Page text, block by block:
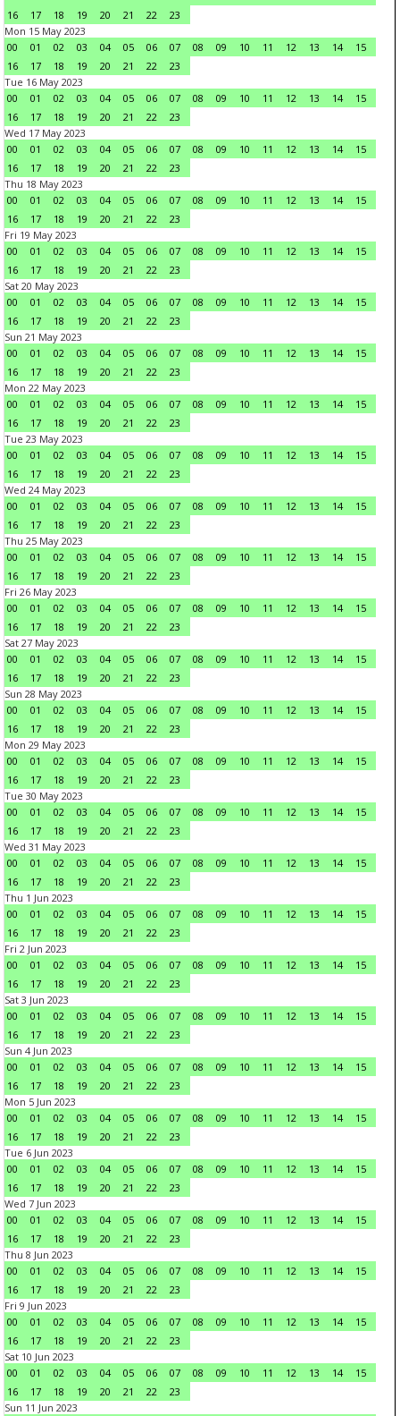
16
17 18 19 20 21 22
23
Mon 15 May 2023
00
01 02 03 04 05 06 07 08 09 10 11 12 13 14
15
16
17 18 19 20 21 22
23
Tue 16 May 2023
00
01 02 03 04 05 06 07 08 09 10 11 12 13 14
15
16
17 18 19 20 21 22
23
Wed 17 May 2023
00
01 02 03 04 05 06 07 08 09 10 11 12 13 14
15
16
17 18 19 20 21 22
23
Thu 18 May 2023
00
01 02 03 04 05 06 07 08 09 10 11 12 13 14
15
16
17 18 19 20 21 22
23
Fri 19 May 2023
00
01 02 03 04 05 06 07 08 09 10 11 12 13 14
15
16
17 18 19 20 21 22
23
Sat 20 May 2023
00
01 02 03 04 05 06 07 08 09 10 11 12 13 14
15
16
17 18 19 20 21 22
23
Sun 21 May 2023
00
01 02 03 04 05 06 07 08 09 10 11 12 13 14
15
16
17 18 19 20 21 22
23
Mon 22 May 2023
00
01 02 03 04 05 06 07 08 09 10 11 12 13 14
15
16
17 18 19 20 21 22
23
Tue 23 May 2023
00
01 02 03 04 05 06 07 08 09 10 11 12 13 14
15
16
17 18 19 20 21 22
23
Wed 24 May 2023
00
01 02 03 04 05 06 07 08 09 10 11 12 13 14
15
16
17 18 19 20 21 22
23
Thu 25 May 2023
00
01 02 03 04 05 06 07 08 09 10 11 12 13 14
15
16
17 18 19 20 21 22
23
Fri 26 May 2023
00
01 02 03 04 05 06 07 08 09 10 11 12 13 14
15
16
17 18 19 20 21 22
23
Sat 27 May 2023
00
01 02 03 04 05 06 07 08 09 10 11 12 13 14
15
16
17 18 19 20 21 22
23
Sun 28 May 2023
00
01 02 03 04 05 06 07 08 09 10 11 12 13 14
15
16
17 18 19 20 21 22
23
Mon 29 May 2023
00
01 02 03 04 05 06 07 08 09 10 11 12 13 14
15
16
17 18 19 20 21 22
23
Tue 30 May 2023
00
01 02 03 04 05 06 07 08 09 10 11 12 13 14
15
16
17 18 19 20 21 22
23
Wed 31 May 2023
00
01 02 03 04 05 06 07 08 09 10 11 12 13 14
15
16
17 18 19 20 21 22
23
Thu 1 Jun 2023
00
01 02 03 04 05 06 07 08 09 10 11 12 13 14
15
16
17 18 19 20 21 22
23
Fri 2 Jun 2023
00
01 02 03 04 05 06 07 08 09 10 11 12 13 14
15
16
17 18 19 20 21 22
23
Sat 3 Jun 2023
00
01 02 03 04 05 06 07 08 09 10 11 12 13 14
15
16
17 18 19 20 21 22
23
Sun 4 Jun 2023
00
01 02 03 04 05 06 07 08 09 10 11 12 13 14
15
16
17 18 19 20 21 22
23
Mon 5 Jun 2023
00
01 02 03 04 05 06 07 08 09 10 11 12 13 14
15
16
17 18 19 20 21 22
23
Tue 6 Jun 2023
00
01 02 03 04 05 06 07 08 09 10 11 12 13 14
15
16
17 18 19 20 21 22
23
Wed 7 Jun 2023
00
01 02 03 04 05 06 07 08 09 10 11 12 13 14
15
16
17 18 19 20 21 22
23
Thu 8 Jun 2023
00
01 02 03 04 05 06 07 08 09 10 11 12 13 14
15
16
17 18 19 20 21 22
23
Fri 9 Jun 2023
00
01 02 03 04 05 06 07 08 09 10 11 12 13 14
15
16
17 18 19 20 21 22
23
Sat 10 Jun 2023
00
01 02 03 04 05 06 07 08 09 10 11 12 13 14
15
16
17 18 19 20 21 22
23
Sun 11 Jun 2023